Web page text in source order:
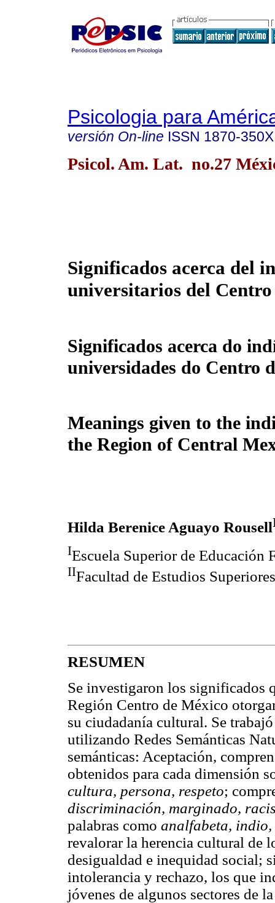
Psicologia para
versión On-line ISSN 1870-350X
Psicol. Am. Lat. no.27
Significados acerca del
universitarios del
Significados acerca do
universidades do Centro
Meanings given to the
the Region of Central
Hilda Berenice Aguayo Rousell
IEscuela Superior de Educación
IIFacultad de Estudios
RESUMEN
Se investigaron los significados
Región Centro de México
su ciudadanía cultural. Se
utilizando Redes Semánticas
semánticas: Aceptación,
obtenidos para cada dimensión
cultura, persona, respeto;
discriminación, marginado,
palabras como analfabeta, indio,
revalorar la herencia cultural de
desigualdad e inequidad social;
intolerancia y rechazo, los que
jóvenes de algunos sectores de